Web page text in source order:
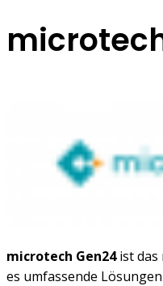
microtech Gen24ist das
es umfassende